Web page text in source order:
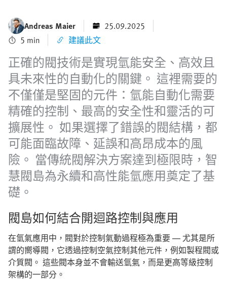
Andreas Maier
25.09.2025
5 min
建議此文
正確的閥技術是實現氫能安全、高效且
具未來性的自動化的關鍵。 這裡需要的
不僅僅是堅固的元件：氫能自動化需要
精確的控制、最高的安全性和靈活的可
擴展性。 如果選擇了錯誤的閥結構，都
可能面臨故障、延誤和高昂成本的風
險。 當傳統閥解決方案達到極限時，智
慧閥島為永續和高性能氫應用奠定了基
礎。
閥島如何結合開迴路控制與應用
在氫氣應用中，閥對於控制氣動過程極為重要 — 尤其是所
謂的嚮導閥，它透過控制空氣控制其他元件，例如製程閥或
介質閥。 這些閥本身並不會輸送氫氣，而是更高等級控制
架構的一部分。